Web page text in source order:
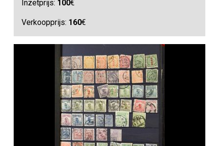
Inzetprijs: 100€
Verkoopprijs: 160€